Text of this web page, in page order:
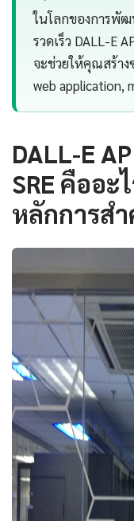
ในโลกของการพั
รวดเร็ว DALL-E
จะช่วยให้คุณสร้า
web application,
DALL-E
SRE คืออ
หลักการส